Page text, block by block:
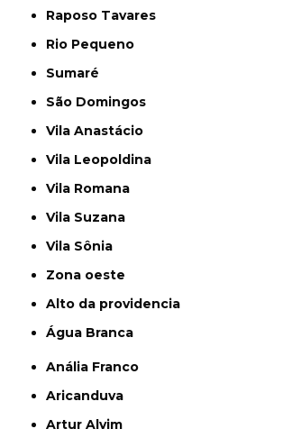
Raposo Tavares
Rio Pequeno
Sumaré
São Domingos
Vila Anastácio
Vila Leopoldina
Vila Romana
Vila Suzana
Vila Sônia
Zona oeste
alto da providencia
Água Branca
Anália Franco
Aricanduva
Artur Alvim